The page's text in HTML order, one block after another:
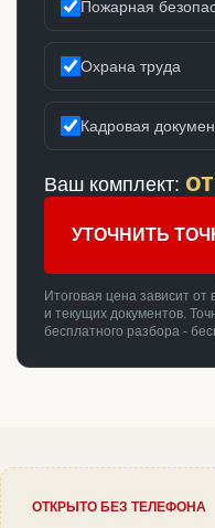
Пожарная
Охрана труда
Кадровая
Ваш комплект: от
УТОЧНИТЬ
Итоговая цена зависит
и текущих документов.
бесплатного разбора -
ОТКРЫТО БЕЗ ТЕЛЕФОНА